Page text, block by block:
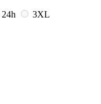
24h
3XL